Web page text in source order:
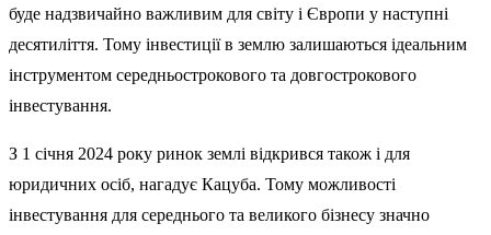
буде надзвичайно важливим для світу і Європи у наступні
десятиліття. Тому інвестиції в землю залишаються ідеальним
інструментом середньострокового та довгострокового
інвестування.
З 1 січня 2024 року ринок землі відкрився також і для
юридичних осіб, нагадує Кацуба. Тому можливості
інвестування для середнього та великого бізнесу значно